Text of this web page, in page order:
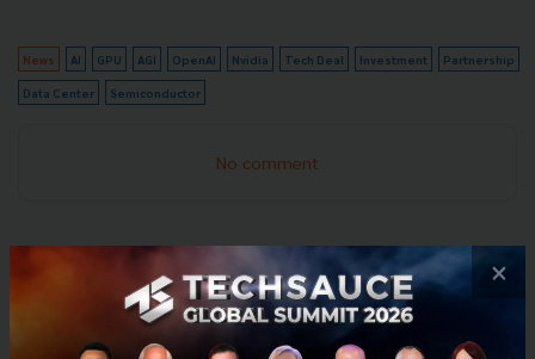
News AI GPU AGI OpenAI Nvidia Tech Deal Investment Partnership
Data Center Semiconductor
No comment
×